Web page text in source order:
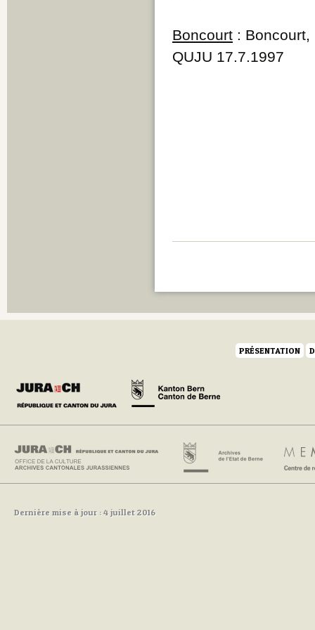
Boncourt :
QUJU 17.7.1997
PRÉSENTATION
Dernière mise à jour : 4 juillet 2016